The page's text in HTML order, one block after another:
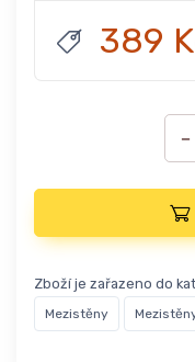
389
−
Zboží je zařazeno do
Mezistěny